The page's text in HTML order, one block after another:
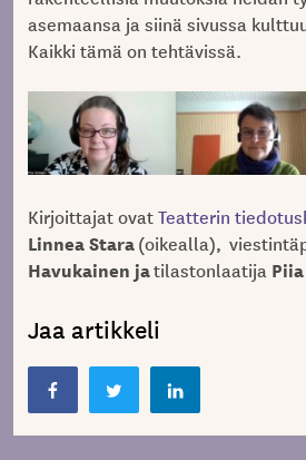
asemaansa ja siinä sivussa
Kaikki tämä on tehtävissä.
Kirjoittajat ovatTeatterin
Linnea Stara(oikealla),
Havukainen jatilastonlaatija
Jaa artikkeli